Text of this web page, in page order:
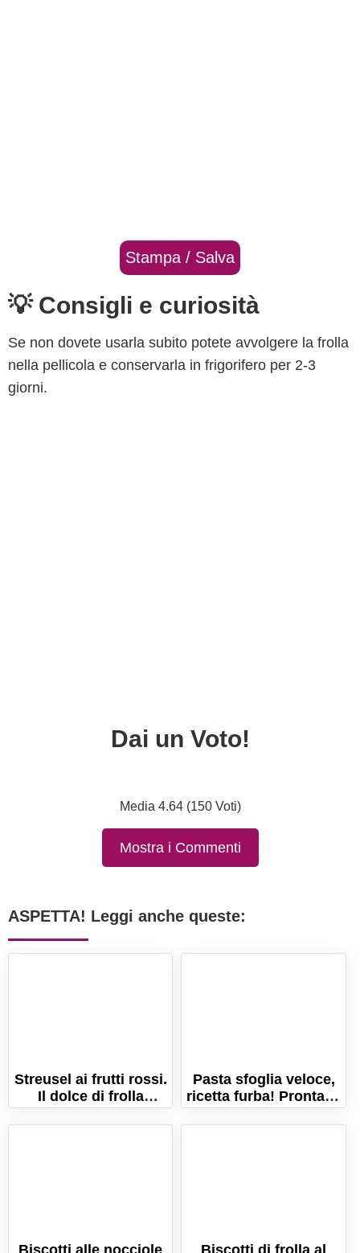
Stampa / Salva
💡 Consigli e curiosità
Se non dovete usarla subito potete avvolgere la frolla
nella pellicola e conservarla in frigorifero per 2-3
giorni.
Dai un Voto!
Media 4.64 (150 Voti)
Mostra i Commenti
ASPETTA! Leggi anche queste:
Streusel ai frutti rossi.
Il dolce di frolla
sbriciolata con frutti di
bosco!
Pasta sfoglia veloce,
ricetta furba! Pronta in
5 minuti!